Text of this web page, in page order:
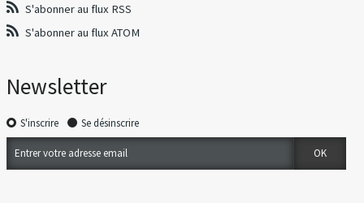
S'abonner au flux RSS
S'abonner au flux ATOM
Newsletter
S'inscrire Se désinscrire